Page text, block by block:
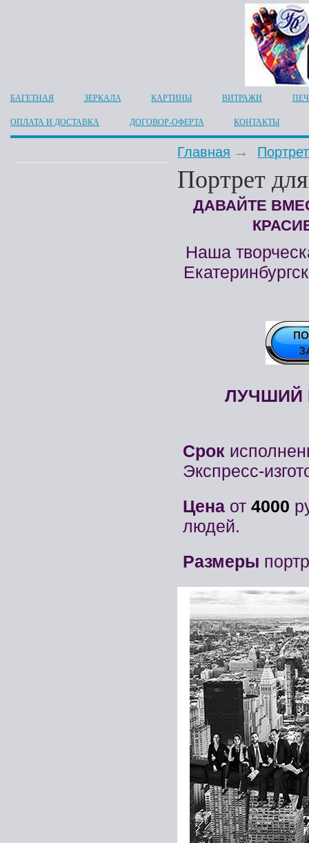
БАГЕТНАЯ ЗЕРКАЛА КАРТИНЫ ВИТРАЖИ
ОПЛАТА И ДОСТАВКА ДОГОВОР-ОФЕРТА КОНТАКТЫ
Главная
Портрет
ДАВАЙТЕ
Наша
ЛУЧШИЙ
Cрок
Экспресс-
Цена от4000
людей.
Размеры